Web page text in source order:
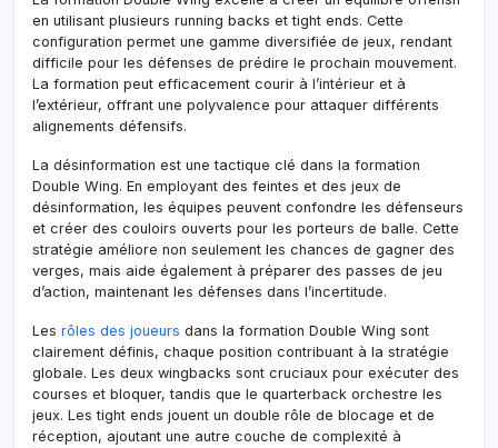
en utilisant plusieurs running backs et tight ends. Cette
configuration permet une gamme diversifiée de jeux, rendant
difficile pour les défenses de prédire le prochain mouvement.
La formation peut efficacement courir à l’intérieur et à
l’extérieur, offrant une polyvalence pour attaquer différents
alignements défensifs.
La désinformation est une tactique clé dans la formation
Double Wing. En employant des feintes et des jeux de
désinformation, les équipes peuvent confondre les défenseurs
et créer des couloirs ouverts pour les porteurs de balle. Cette
stratégie améliore non seulement les chances de gagner des
verges, mais aide également à préparer des passes de jeu
d’action, maintenant les défenses dans l’incertitude.
Les rôles des joueurs dans la formation Double Wing sont
clairement définis, chaque position contribuant à la stratégie
globale. Les deux wingbacks sont cruciaux pour exécuter des
courses et bloquer, tandis que le quarterback orchestre les
jeux. Les tight ends jouent un double rôle de blocage et de
réception, ajoutant une autre couche de complexité à